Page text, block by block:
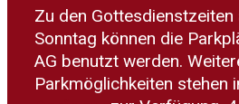
Zu den
Sonntag können die
AG benutzt werden.
Parkmöglichkeiten stehen